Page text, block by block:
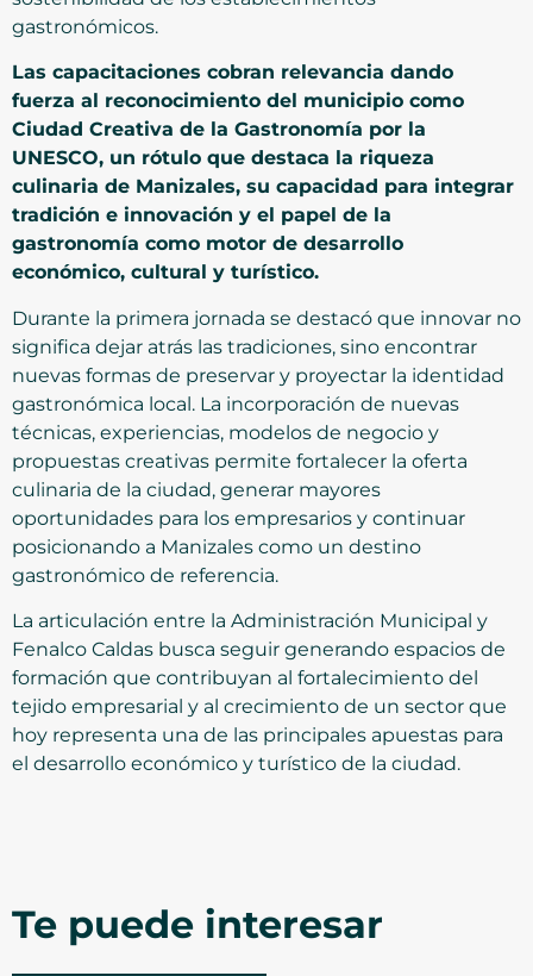
gastronómicos.
Las capacitaciones cobran relevancia dando
fuerza al reconocimiento del municipio como
Ciudad Creativa de la Gastronomía por la
UNESCO, un rótulo que destaca la riqueza
culinaria de Manizales, su capacidad para integrar
tradición e innovación y el papel de la
gastronomía como motor de desarrollo
económico, cultural y turístico.
Durante la primera jornada se destacó que innovar no
significa dejar atrás las tradiciones, sino encontrar
nuevas formas de preservar y proyectar la identidad
gastronómica local. La incorporación de nuevas
técnicas, experiencias, modelos de negocio y
propuestas creativas permite fortalecer la oferta
culinaria de la ciudad, generar mayores
oportunidades para los empresarios y continuar
posicionando a Manizales como un destino
gastronómico de referencia.
La articulación entre la Administración Municipal y
Fenalco Caldas busca seguir generando espacios de
formación que contribuyan al fortalecimiento del
tejido empresarial y al crecimiento de un sector que
hoy representa una de las principales apuestas para
el desarrollo económico y turístico de la ciudad.
Te puede interesar